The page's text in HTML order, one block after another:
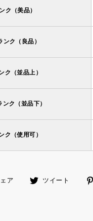
ク（美品）
ンク（良品）
ク（並品上）
ンク（並品下）
ク（使用可）
ア
facebookツイート